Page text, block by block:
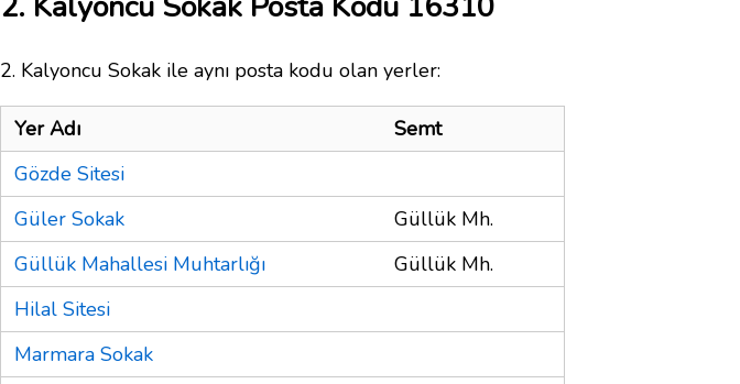
2. Kalyoncu Sokak ile aynı posta kodu olan yerler:
Yer Adı
Semt
Gözde Sitesi
Güler Sokak
Güllük Mh.
Güllük Mahallesi Muhtarlığı
Güllük Mh.
Hilal Sitesi
Marmara Sokak